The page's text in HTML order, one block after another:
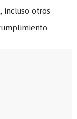
incluso otros